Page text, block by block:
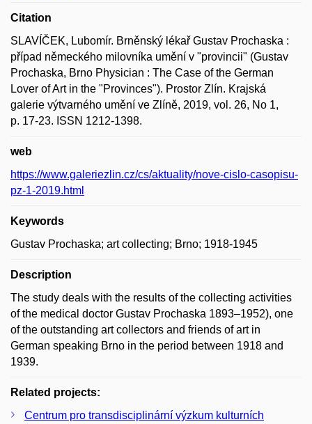
Citation
SLAVÍČEK, Lubomír. Brněnský lékař Gustav Prochaska :
případ německého milovníka umění v "provincii" (Gustav
Prochaska, Brno Physician : The Case of the German
Lover of Art in the "Provinces"). Prostor Zlín. Krajská
galerie výtvarného umění ve Zlíně, 2019, vol. 26, No 1,
p. 17-23. ISSN 1212-1398.
web
https://www.galeriezlin.cz/cs/aktuality/nove-cislo-casopisu-
pz-1-2019.html
Keywords
Gustav Prochaska; art collecting; Brno; 1918-1945
Description
The study deals with the results of the collecting activities
of the medical doctor Gustav Prochaska 1893–1952), one
of the outstanding art collectors and friends of art in
German speaking Brno in the period between 1918 and
1939.
Related projects:
Centrum pro transdisciplinární výzkum kulturních